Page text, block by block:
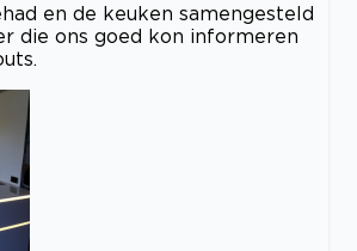
en de keuken samengesteld
die ons goed kon informeren